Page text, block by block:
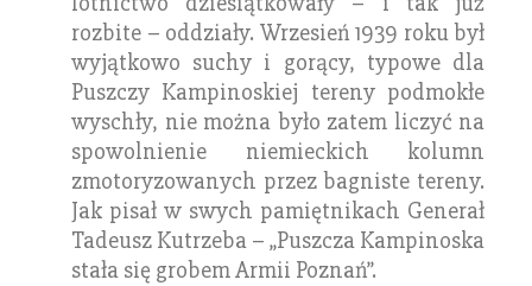
rozbite – oddziały. Wrzesień 1939 roku był
wyjątkowo suchy i gorący, typowe dla
Puszczy Kampinoskiej tereny podmokłe
wyschły, nie można było zatem liczyć na
spowolnienie niemieckich kolumn
zmotoryzowanych przez bagniste tereny.
Jak pisał w swych pamiętnikach Generał
Tadeusz Kutrzeba – „Puszcza Kampinoska
stała się grobem Armii Poznań”.